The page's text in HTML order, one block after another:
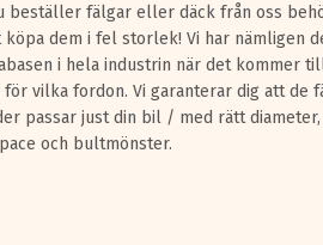
gentemot
vågor
enligt nya
beställer fälgar eller däck från oss
dem i fel storlek! Vi har nämligen
i hela industrin när det kommer
vilka fordon. Vi garanterar dig att de
passar just din bil / med rätt
och bultmönster.